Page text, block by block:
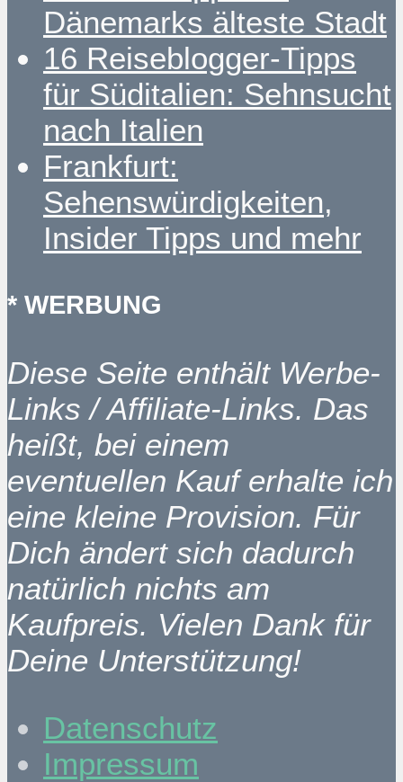
Dänemarks älteste Stadt
16 Reiseblogger-Tipps
für Süditalien: Sehnsucht
nach Italien
Frankfurt:
Sehenswürdigkeiten,
Insider Tipps und mehr
* WERBUNG
Diese Seite enthält Werbe-
Links / Affiliate-Links. Das
heißt, bei einem
eventuellen Kauf erhalte ich
eine kleine Provision. Für
Dich ändert sich dadurch
natürlich nichts am
Kaufpreis. Vielen Dank für
Deine Unterstützung!
Datenschutz
Impressum